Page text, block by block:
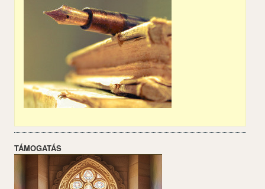
TÁMOGATÁS